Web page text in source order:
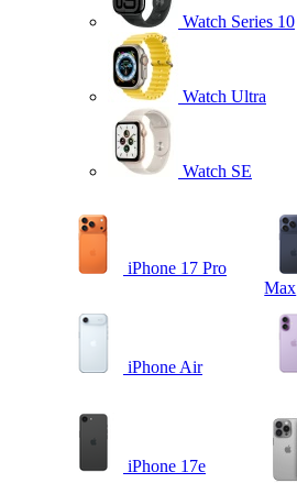
Watch Series 10
Watch Ultra
Watch SE
iPhone 17 Pro
Max
iPhone Air
iPhone 17e